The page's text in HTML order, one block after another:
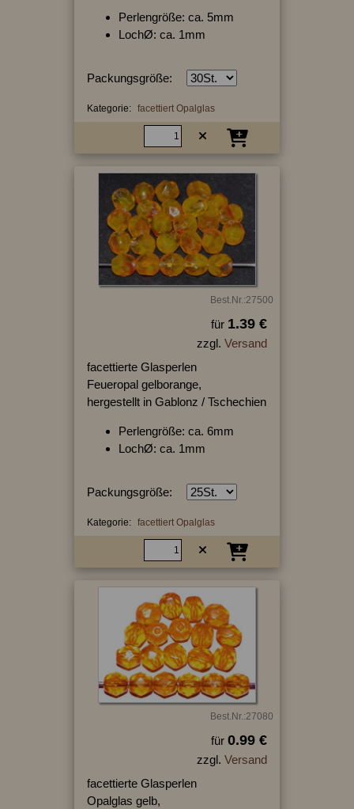
Perlengröße: ca. 5mm
LochØ: ca. 1mm
Packungsgröße:
Kategorie: facettiert Opalglas
Best.Nr.:27500
für 1.39 €
zzgl. Versand
facettierte Glasperlen
Feueropal gelborange,
hergestellt in Gablonz / Tschechien
Perlengröße: ca. 6mm
LochØ: ca. 1mm
Packungsgröße:
Kategorie: facettiert Opalglas
Best.Nr.:27080
für 0.99 €
zzgl. Versand
facettierte Glasperlen
Opalglas gelb,